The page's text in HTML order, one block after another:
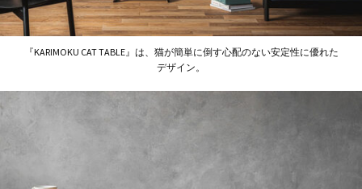
『KARIMOKU CAT TABLE』は、猫が簡単に倒す心配のない安定性に優れた
デザイン。